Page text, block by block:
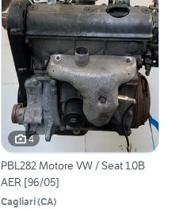
4
PBL282 Motore VW / Seat 1.0B
AER [96/05]
Cagliari(CA)